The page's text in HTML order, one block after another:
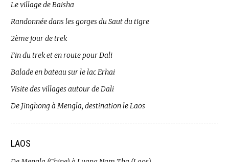
Le village de Baisha
Randonnée dans les gorges du Saut du tigre
2ème jour de trek
Fin du trek et en route pour Dali
Balade en bateau sur le lac Erhai
Visite des villages autour de Dali
De Jinghong à Mengla, destination le Laos
LAOS